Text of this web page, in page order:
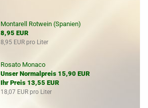
Montarell Rotwein (Spanien)
8,95 EUR
8,95 EUR pro Liter
Rosato Monaco
Unser Normalpreis 15,90 EUR
Ihr Preis 13,55 EUR
18,07 EUR pro Liter